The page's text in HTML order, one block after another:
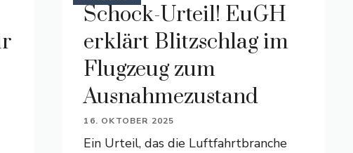
Schock-Urteil! EuGH
erklärt Blitzschlag im
Flugzeug zum
Ausnahmezustand
16. OKTOBER 2025
Ein Urteil, das die Luftfahrtbranche